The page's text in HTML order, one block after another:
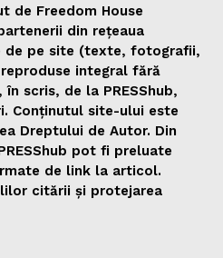
de Freedom House
din rețeaua
de pe site (texte, fotografii,
integral fără
scris, de la PRESShub,
Conținutul site-ului este
Dreptului de Autor. Din
pot fi preluate
de link la articol.
citării și protejarea